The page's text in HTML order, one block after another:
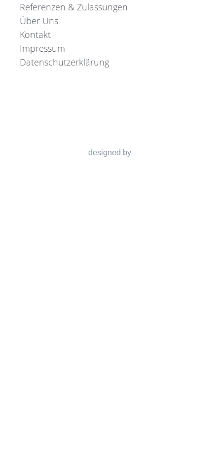
Referenzen & Zulassungen
Über Uns
Kontakt
Impressum
Datenschutzerklärung
designed by